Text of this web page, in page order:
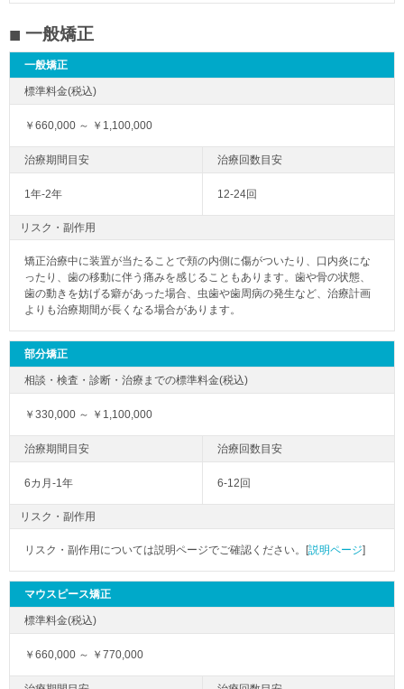
一般矯正
一般矯正
￥660,000 ～ ￥1,100,000
1年-2年 12-24回
リスク・副作用
矯正治療中に装置が当たることで頬の内側に傷がついたり、口内炎にな
ったり、歯の移動に伴う痛みを感じることもあります。歯や骨の状態、
歯の動きを妨げる癖があった場合、虫歯や歯周病の発生など、治療計画
よりも治療期間が長くなる場合があります。
部分矯正
￥330,000 ～ ￥1,100,000
6カ月-1年 6-12回
リスク・副作用
リスク・副作用については説明ページでご確認ください。[説明ページ]
マウスピース矯正
￥660,000 ～ ￥770,000